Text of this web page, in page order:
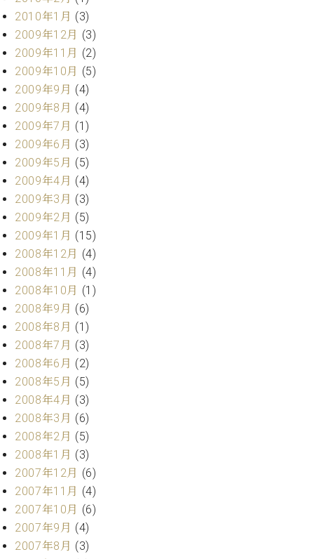
2010年1月 (3)
2009年12月 (3)
2009年11月 (2)
2009年10月 (5)
2009年9月 (4)
2009年8月 (4)
2009年7月 (1)
2009年6月 (3)
2009年5月 (5)
2009年4月 (4)
2009年3月 (3)
2009年2月 (5)
2009年1月 (15)
2008年12月 (4)
2008年11月 (4)
2008年10月 (1)
2008年9月 (6)
2008年8月 (1)
2008年7月 (3)
2008年6月 (2)
2008年5月 (5)
2008年4月 (3)
2008年3月 (6)
2008年2月 (5)
2008年1月 (3)
2007年12月 (6)
2007年11月 (4)
2007年10月 (6)
2007年9月 (4)
2007年8月 (3)